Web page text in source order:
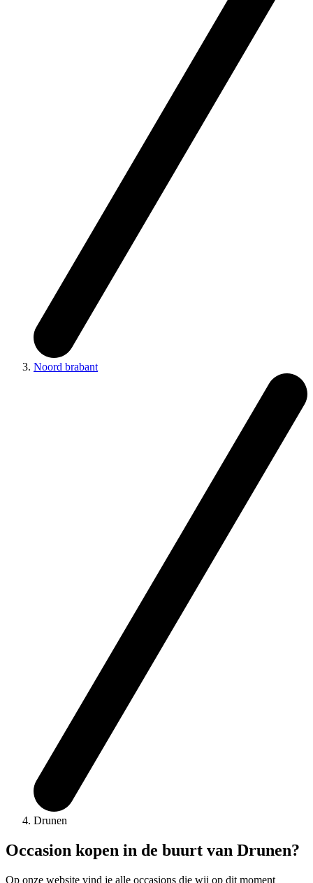
Noord brabant
Drunen
Occasion kopen in de buurt van Drunen?
Op onze website vind je alle occasions die wij op dit moment